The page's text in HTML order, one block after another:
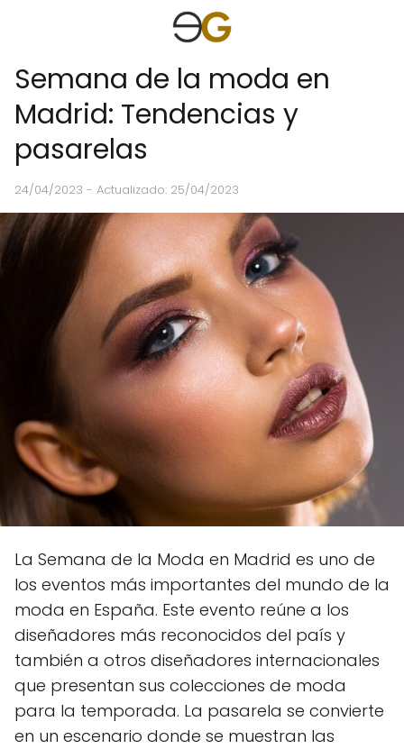
Semana de la moda en
Madrid: Tendencias y
pasarelas
24/04/2023 - Actualizado: 25/04/2023
La Semana de la Moda en Madrid es uno de
los eventos más importantes del mundo de la
moda en España. Este evento reúne a los
diseñadores más reconocidos del país y
también a otros diseñadores internacionales
que presentan sus colecciones de moda
para la temporada. La pasarela se convierte
en un escenario donde se muestran las